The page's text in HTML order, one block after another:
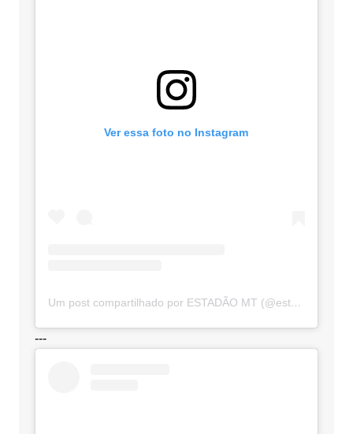
Ver essa foto no Instagram
Um post compartilhado por ESTADÃO MT (@estadaomt)
---